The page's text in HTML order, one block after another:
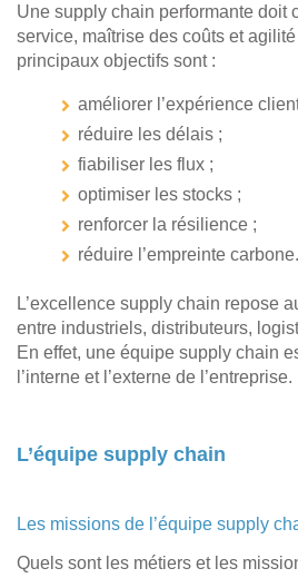
Une supply chain performante doit
service, maîtrise des coûts et
principaux objectifs sont :
améliorer l’expérience
réduire les délais ;
fiabiliser les flux ;
optimiser les stocks ;
renforcer la résilience ;
réduire l’empreinte carbone.
L’excellence supply chain repose
entre industriels, distributeurs,
En effet, une équipe supply chain
l’interne et l’externe de l’entreprise.
L’équipe supply chain
Les missions de l’équipe supply
Quels sont les métiers et les